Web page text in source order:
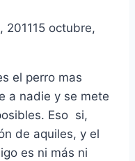
201115 octubre,
el perro mas
a nadie y se mete
Eso si,
de aquiles, y el
es ni más ni